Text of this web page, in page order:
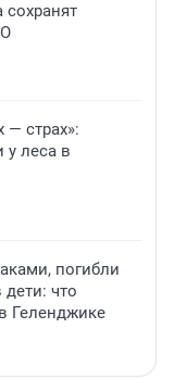
сохранят
— страх»:
леса в
погибли
что
Геленджике